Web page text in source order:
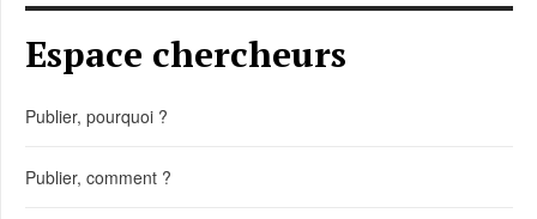
Espace chercheurs
Publier, pourquoi ?
Publier, comment ?